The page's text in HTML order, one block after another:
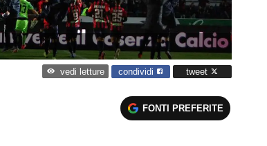
vedi letture condividi tweet
FONTI PREFERITE